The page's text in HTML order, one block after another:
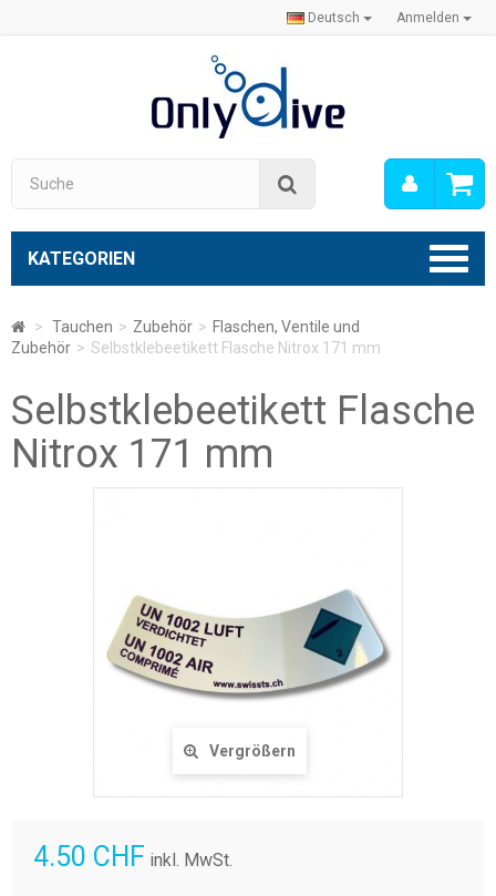
Anmelden
Deutsch
Mein
Konto
KATEGORIEN
> Tauchen > Zubehör > Flaschen, Ventile und
Zubehör > Selbstklebeetikett Flasche Nitrox 171 mm
Selbstklebeetikett Flasche
Nitrox 171 mm
Vergrößern
4.50 CHF inkl. MwSt.